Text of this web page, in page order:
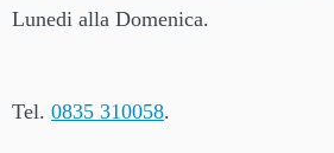
Lunedi alla Domenica.
Tel. 0835 310058.